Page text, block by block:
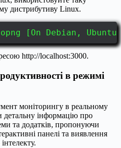
дистрибутиву Linux.
[On Debian, Ubuntu
http://localhost:3000.
в режимі
моніторингу в реальному
детальну інформацію про
та додатків, пропонуючи
панелі та виявлення